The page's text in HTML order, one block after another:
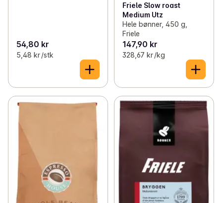
54,80 kr
5,48 kr /stk
Friele Slow roast
Medium Utz
Hele bønner, 450 g,
Friele
147,90 kr
328,67 kr /kg